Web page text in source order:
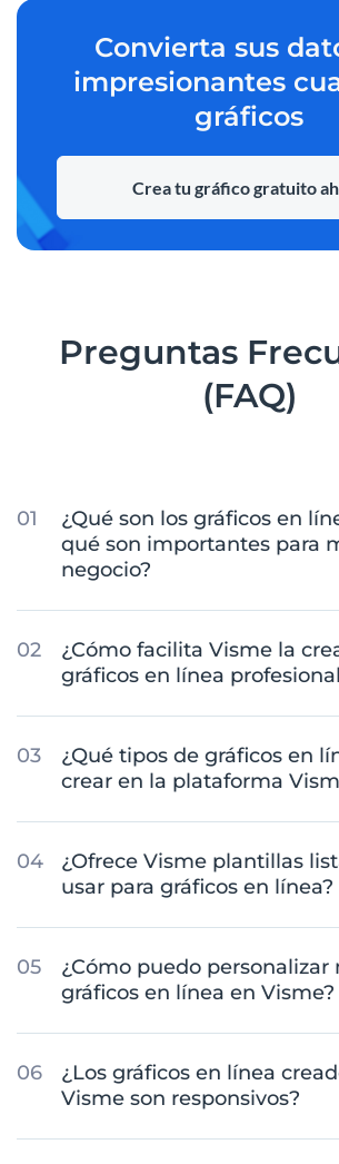
Convierta sus
impresionantes
gráficos
Crea tu gráfico gratuito
Preguntas
(FAQ)
¿Qué son los gráficos en
qué son importantes para
negocio?
¿Cómo facilita Visme la
gráficos en línea
¿Qué tipos de gráficos en
crear en la plataforma
¿Ofrece Visme plantillas
usar para gráficos en línea?
¿Cómo puedo personalizar
gráficos en línea en Visme?
¿Los gráficos en línea
Visme son responsivos?